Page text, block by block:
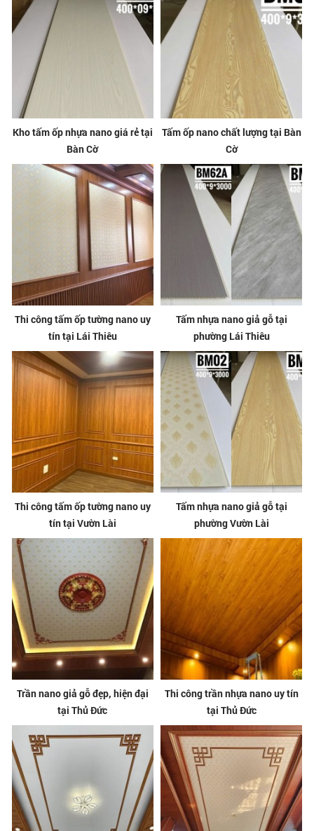
Kho tấm ốp nhựa nano giá rẻ tại
Bàn Cờ
Tấm ốp nano chất lượng tại Bàn
Cờ
Thi công tấm ốp tường nano uy
tín tại Lái Thiêu
Tấm nhựa nano giả gỗ tại
phường Lái Thiêu
Thi công tấm ốp tường nano uy
tín tại Vườn Lài
Tấm nhựa nano giả gỗ tại
phường Vườn Lài
Trần nano giả gỗ đẹp, hiện đại
tại Thủ Đức
Thi công trần nhựa nano uy tín
tại Thủ Đức